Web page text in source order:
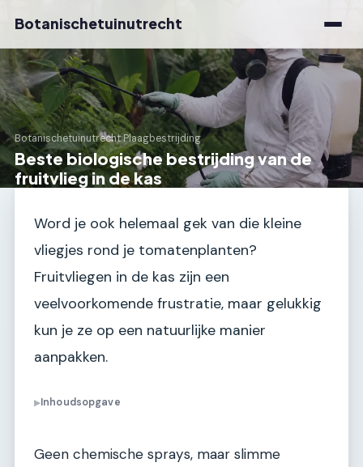
Botanischetuinutrecht
Botanischetuinutrecht›Plaagbestrijding
Beste biologische bestrijding van de
fruitvlieg in de kas
Word je ook helemaal gek van die kleine
vliegjes rond je tomatenplanten?
Fruitvliegen in de kas zijn een
veelvoorkomende frustratie, maar gelukkig
kun je ze op een natuurlijke manier
aanpakken.
▶Inhoudsopgave
Geen chemische sprays, maar slimme